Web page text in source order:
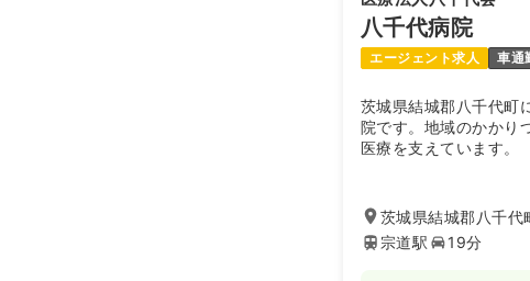
八千代病院
エージェント求人 車通
茨城県結城郡八千代町
院です。地域のかかり
医療を支えています。
茨城県結城郡八千代
宗道駅
19分